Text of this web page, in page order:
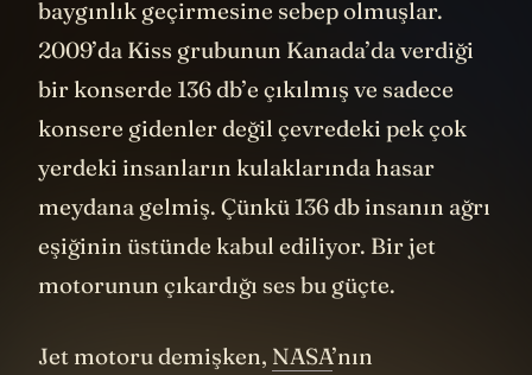
baygınlık geçirmesine sebep olmuşlar.
2009’da Kiss grubunun Kanada’da verdiği
bir konserde 136 db’e çıkılmış ve sadece
konsere gidenler değil çevredeki pek çok
yerdeki insanların kulaklarında hasar
meydana gelmiş. Çünkü 136 db insanın ağrı
eşiğinin üstünde kabul ediliyor. Bir jet
motorunun çıkardığı ses bu güçte.
Jet motoru demişken, NASA’nın